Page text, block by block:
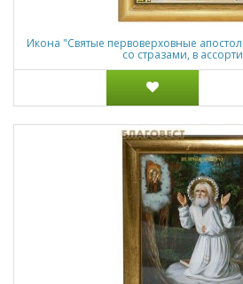
Икона "Святые первоверховные
со стразами, в